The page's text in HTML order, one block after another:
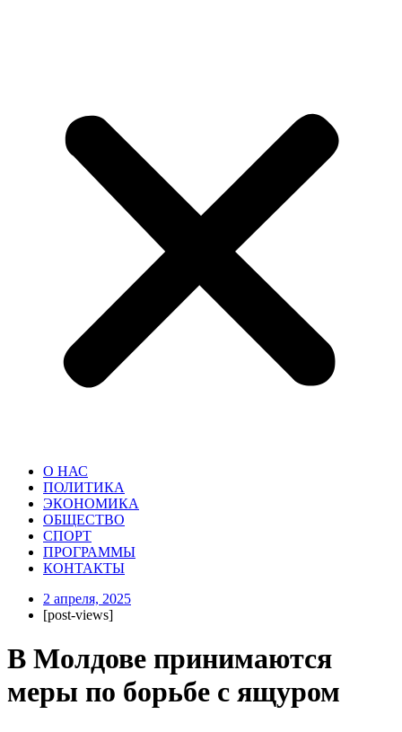
О НАС
ПОЛИТИКА
ЭКОНОМИКА
ОБЩЕСТВО
СПОРТ
ПРОГРАММЫ
КОНТАКТЫ
2 апреля, 2025
[post-views]
В Молдове принимаются
меры по борьбе с ящуром